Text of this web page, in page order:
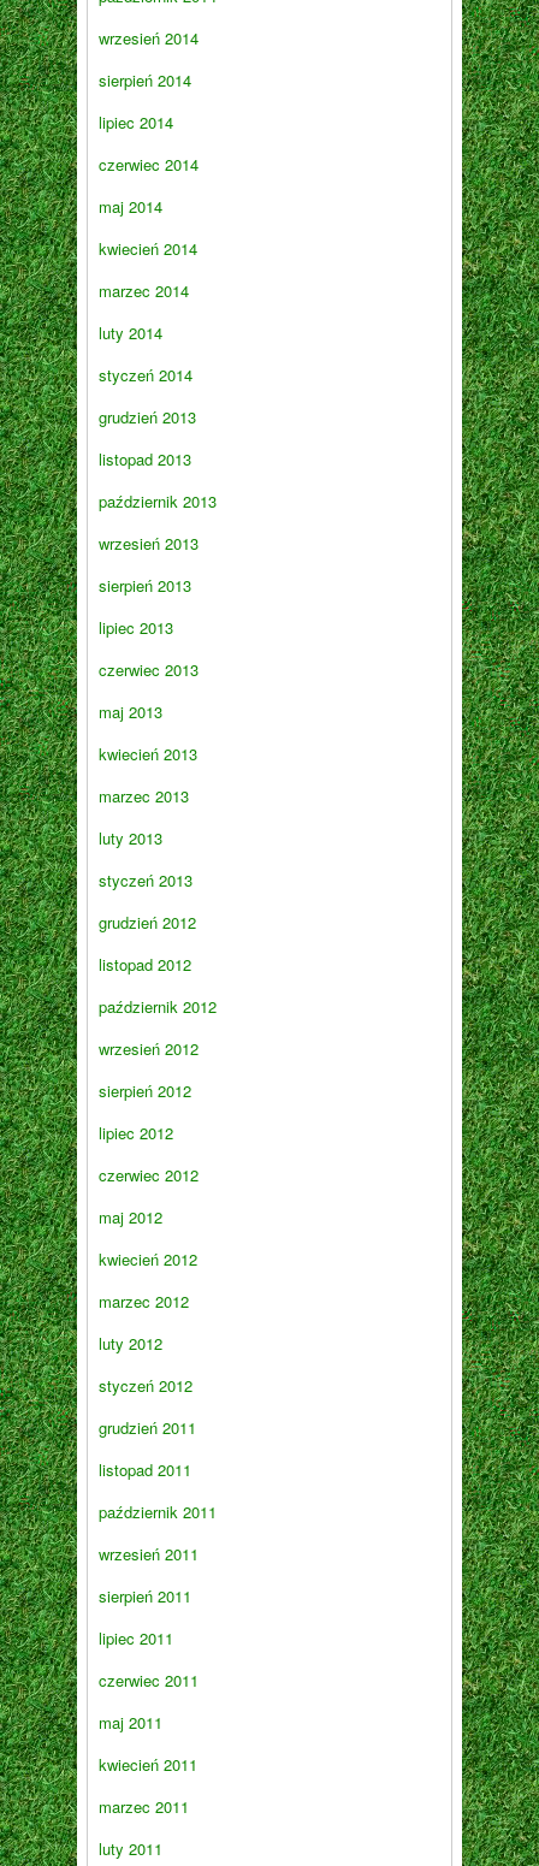
wrzesień 2014
sierpień 2014
lipiec 2014
czerwiec 2014
maj 2014
kwiecień 2014
marzec 2014
luty 2014
styczeń 2014
grudzień 2013
listopad 2013
październik 2013
wrzesień 2013
sierpień 2013
lipiec 2013
czerwiec 2013
maj 2013
kwiecień 2013
marzec 2013
luty 2013
styczeń 2013
grudzień 2012
listopad 2012
październik 2012
wrzesień 2012
sierpień 2012
lipiec 2012
czerwiec 2012
maj 2012
kwiecień 2012
marzec 2012
luty 2012
styczeń 2012
grudzień 2011
listopad 2011
październik 2011
wrzesień 2011
sierpień 2011
lipiec 2011
czerwiec 2011
maj 2011
kwiecień 2011
marzec 2011
luty 2011